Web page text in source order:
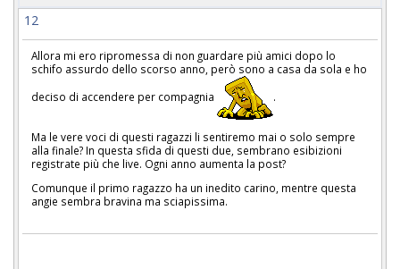
12
Allora mi ero ripromessa di non guardare più amici dopo lo
schifo assurdo dello scorso anno, però sono a casa da sola e ho
deciso di accendere per compagnia
.
Ma le vere voci di questi ragazzi li sentiremo mai o solo sempre
alla finale? In questa sfida di questi due, sembrano esibizioni
registrate più che live. Ogni anno aumenta la post?
Comunque il primo ragazzo ha un inedito carino, mentre questa
angie sembra bravina ma sciapissima.